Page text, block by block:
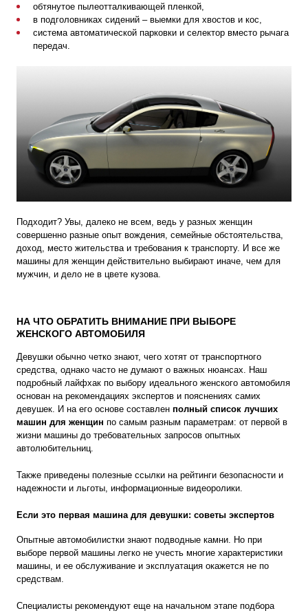
обтянутое пылеотталкивающей пленкой,
в подголовниках сидений – выемки для хвостов и кос,
система автоматической парковки и селектор вместо рычага
передач.
Подходит? Увы, далеко не всем, ведь у разных женщин
совершенно разные опыт вождения, семейные обстоятельства,
доход, место жительства и требования к транспорту. И все же
машины для женщин действительно выбирают иначе, чем для
мужчин, и дело не в цвете кузова.
НА ЧТО ОБРАТИТЬ ВНИМАНИЕ ПРИ ВЫБОРЕ
ЖЕНСКОГО АВТОМОБИЛЯ
Девушки обычно четко знают, чего хотят от транспортного
средства, однако часто не думают о важных нюансах. Наш
подробный лайфхак по выбору идеального женского автомобиля
основан на рекомендациях экспертов и пояснениях самих
девушек. И на его основе составлен полный список лучших
машин для женщин по самым разным параметрам: от первой в
жизни машины до требовательных запросов опытных
автолюбительниц.
Также приведены полезные ссылки на рейтинги безопасности и
надежности и льготы, информационные видеоролики.
Если это первая машина для девушки: советы экспертов
Опытные автомобилистки знают подводные камни. Но при
выборе первой машины легко не учесть многие характеристики
машины, и ее обслуживание и эксплуатация окажется не по
средствам.
Специалисты рекомендуют еще на начальном этапе подбора